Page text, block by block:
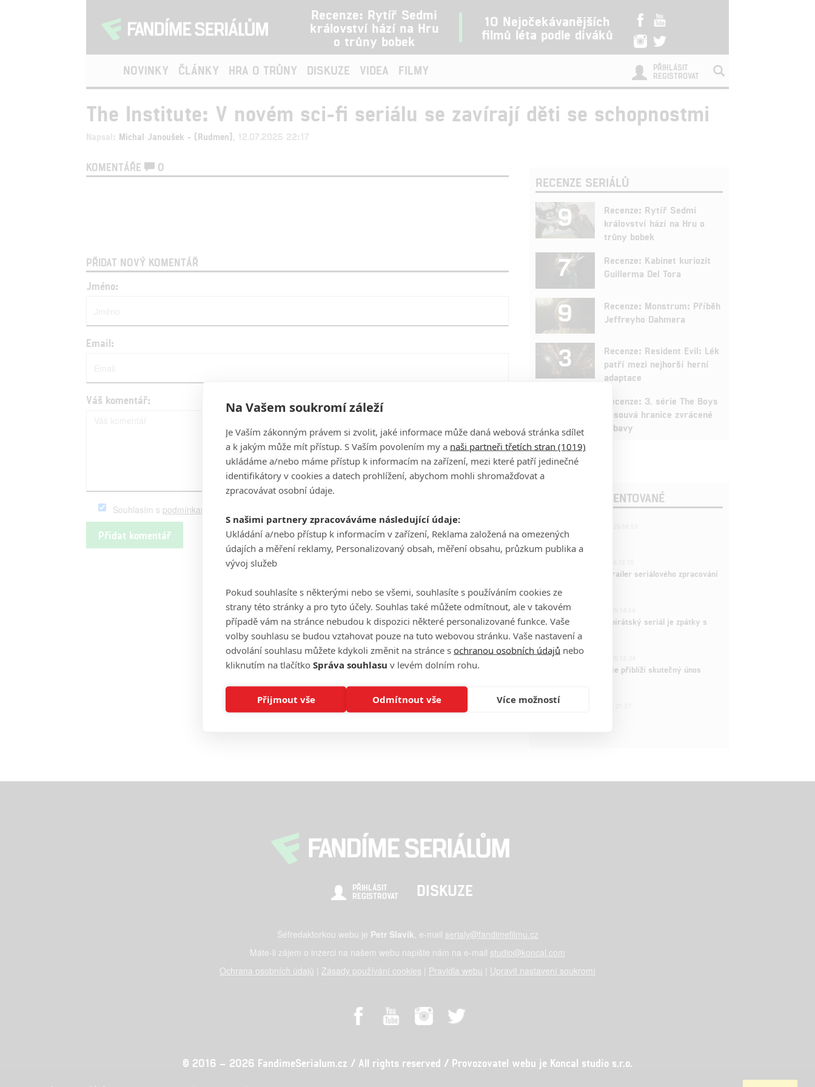
Recenze: Rytíř Sedmi
království hází na Hru
o trůny bobek
10 Nejočekávanějších
filmů léta podle diváků
NOVINKY ČLÁNKY HRA O TRŮNY DISKUZE VIDEA FILMY
PŘIHLÁSIT
REGISTROVAT
The Institute: V novém sci-fi seriálu se zavírají děti se schopnostmi
Napsal: Michal Janoušek - (Rudmen) , 12.07.2025 22:17
KOMENTÁŘE 0
PŘIDAT NOVÝ KOMENTÁŘ
Jméno:
Email:
Váš komentář:
Souhlasím s podmínkami
RECENZE SERIÁLŮ
9
Recenze: Rytíř Sedmi
království hází na Hru o
trůny bobek
7
Recenze: Kabinet kuriozit
Guillerma Del Tora
9
Recenze: Monstrum: Příběh
Jeffreyho Dahmera
3
Recenze: Resident Evil: Lék
patří mezi nejhorší herní
adaptace
Recenze: 3. série The Boys
posouvá hranice zvrácené
zábavy
POSLEDNÍ KOMENTOVANÉ
拆彈專家
Harry Potter: První trailer seriálového zpracování
3ČLÁNEK | 15.03.2026 14:56
One Piece: Oblíbený pirátský seriál je zpátky s
novými epizodami
2
Nová dramatická série přiblíží skutečný únos
1
PŘIHLÁSIT
REGISTROVAT
DISKUZE
Šéfredaktorkou webu je Petr Slavík, e-mail serialy@fandimefilmu.cz
Máte-li zájem o inzerci na našem webu napište nám na e-mail studio@koncal.com
Ochrana osobních údajů
Zásady používání cookies Pravidla webu Upravit nastavení soukromí
© 2016 – 2026 FandimeSerialum.cz / All rights reserved / Provozovatel webu je Koncal studio s.r.o.
Na Vašem soukromí záleží
Je Vaším zákonným právem si zvolit, jaké informace může daná webová stránka sdílet
a k jakým může mít přístup. S Vaším povolením my a naši partneři třetích stran (1019)
ukládáme a/nebo máme přístup k informacím na zařízení, mezi které patří jedinečné
identifikátory v cookies a datech prohlížení, abychom mohli shromažďovat a
zpracovávat osobní údaje.
S našimi partnery zpracováváme následující údaje:
Ukládání a/nebo přístup k informacím v zařízení, Reklama založená na omezených
údajích a měření reklamy, Personalizovaný obsah, měření obsahu, průzkum publika a
vývoj služeb
Pokud souhlasíte s některými nebo se všemi, souhlasíte s používáním cookies ze
strany této stránky a pro tyto účely. Souhlas také můžete odmítnout, ale v takovém
případě vám na stránce nebudou k dispozici některé personalizované funkce. Vaše
volby souhlasu se budou vztahovat pouze na tuto webovou stránku. Vaše nastavení a
odvolání souhlasu můžete kdykoli změnit na stránce s ochranou osobních údajů nebo
kliknutím na tlačítko Správa souhlasu v levém dolním rohu.
Přijmout vše Odmítnout vše Více možností